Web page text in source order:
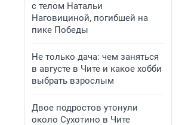
с телом Натальи
Наговициной, погибшей на
пике Победы
Не только дача: чем заняться
в августе в Чите и какое хобби
выбрать взрослым
Двое подростов утонули
около Сухотино в Чите